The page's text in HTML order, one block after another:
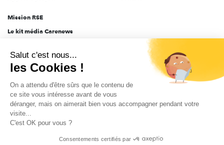
Mission RSE
Le kit média Carenews
AEF info
Novethic
PRODURABLE
Inclusiv Day
Données personnelles Mentions légales 2025-2026 Tout droits réservés
Salut c'est nous...
les Cookies !
On a attendu d'être sûrs que le contenu de
ce site vous intéresse avant de vous
déranger, mais on aimerait bien vous accompagner pendant votre
visite...
C'est OK pour vous ?
Consentements certifiés par